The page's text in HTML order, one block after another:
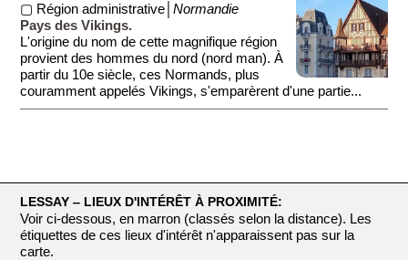
▢ Région administrative│Normandie
Pays des Vikings.
L'origine du nom de cette magnifique région
provient des hommes du nord (nord man). À
partir du 10e siècle, ces Normands, plus
couramment appelés Vikings, s'emparèrent d'une partie...
LESSAY ‒ LIEUX D'INTÉRÊT À PROXIMITÉ:
Voir ci-dessous, en marron (classés selon la distance). Les
étiquettes de ces lieux d'intérêt n'apparaissent pas sur la
carte.